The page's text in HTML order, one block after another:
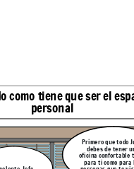
como tiene que ser el
personal
Primero que todo
debes de tener
oficina confortable
para ti como para